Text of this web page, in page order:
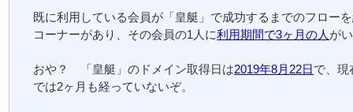
既に利用している会員が「皇艇」で成功するまでのフロー
コーナーがあり、その会員の1人に利用期間で3ヶ月の人 が
おや？ 「皇艇」のドメイン取得日は2019年8月22日で、現
では2ヶ月も経っていないぞ。